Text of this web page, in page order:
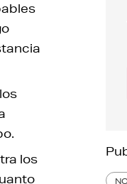
los